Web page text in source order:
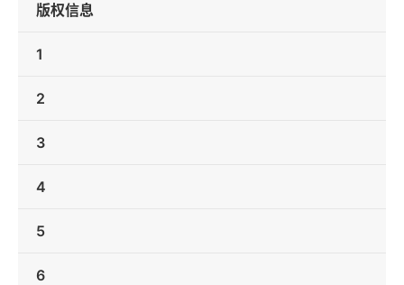
版权信息
1
2
3
4
5
6